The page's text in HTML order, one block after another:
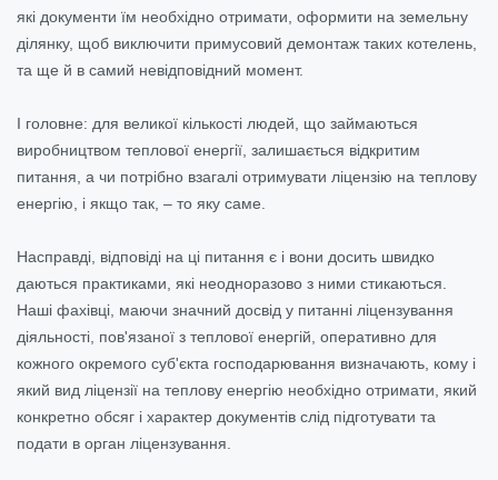
які документи їм необхідно отримати, оформити на земельну
ділянку, щоб виключити примусовий демонтаж таких котелень,
та ще й в самий невідповідний момент.
І головне: для великої кількості людей, що займаються
виробництвом теплової енергії, залишається відкритим
питання, а чи потрібно взагалі отримувати ліцензію на теплову
енергію, і якщо так, – то яку саме.
Насправді, відповіді на ці питання є і вони досить швидко
даються практиками, які неодноразово з ними стикаються.
Наші фахівці, маючи значний досвід у питанні ліцензування
діяльності, пов'язаної з теплової енергій, оперативно для
кожного окремого суб'єкта господарювання визначають, кому і
який вид ліцензії на теплову енергію необхідно отримати, який
конкретно обсяг і характер документів слід підготувати та
подати в орган ліцензування.